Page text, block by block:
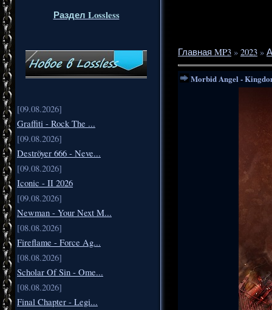
Раздел Lossless
[09.08.2026]
Graffiti - Rock The ...
[09.08.2026]
Deströyer 666 - Neve...
[09.08.2026]
Iconic - II 2026
[09.08.2026]
Newman - Your Next M...
[08.08.2026]
Fireflame - Force Ag...
[08.08.2026]
Scholar Of Sin - Ome...
[08.08.2026]
Final Chapter - Legi...
Главная MP3 » 2023 »
Morbid Angel -